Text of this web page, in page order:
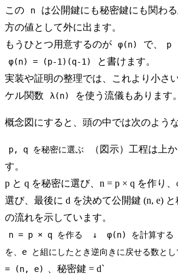
この
n
は公開鍵にも秘密鍵にも関わ
方の値として外に出ます。
もうひとつ用意するのが
φ(n) で、 p
φ(n) = (p-1)(q-1)
と書けます。
実装や証明の整理では、これより小さ
ケル関数
λ(n) を使う流儀もあります。
概念図にすると、頭の中では次のよう
p, q を秘密に選ぶ
（図示）工程は上
す。
p と q を秘密に選び、n = p × q を作り
選び、最後に d を決めて公開鍵 (n, e)
の流れを示しています。
n = p × q を作る ↓ φ(n) を計算する
を、e と組にしたとき逆向きに戻せる数とし
= (n, e)
、秘密鍵 = d`